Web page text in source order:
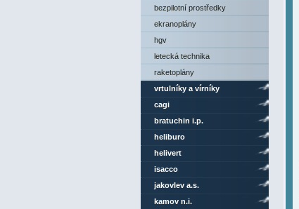
bezpilotní prostředky
ekranoplány
hgv
letecká technika
raketoplány
vrtulníky a vírníky
cagi
bratuchin i.p.
heliburo
helivert
isacco
jakovlev a.s.
kamov n.i.